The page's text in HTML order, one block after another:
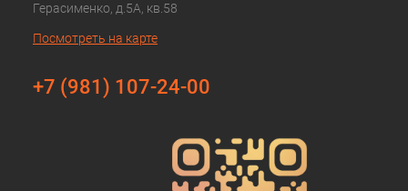
Герасименко, д.5А, кв.58
Посмотреть на карте
+7 (981) 107-24-00